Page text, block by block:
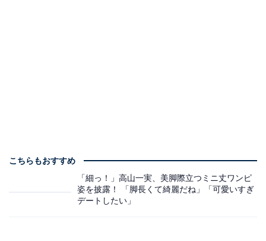
こちらもおすすめ
「細っ！」高山一実、美脚際立つミニ丈ワンピ
姿を披露！ 「脚長くて綺麗だね」「可愛いすぎ
デートしたい」